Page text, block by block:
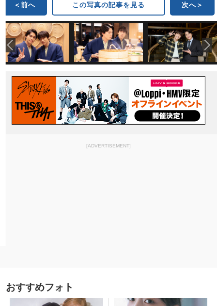
＜前へ この写真の記事を見る 次へ＞
[ADVERTISEMENT]
おすすめフォト